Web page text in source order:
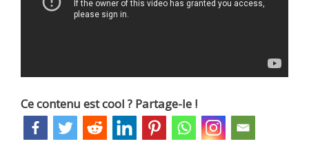
Ce contenu est cool ? Partage-le !